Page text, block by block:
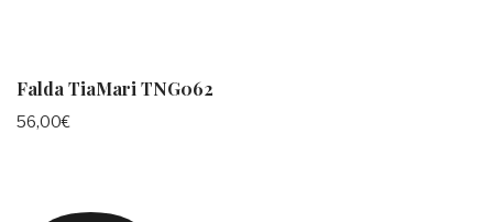
Falda TiaMari TNG062
56,00€